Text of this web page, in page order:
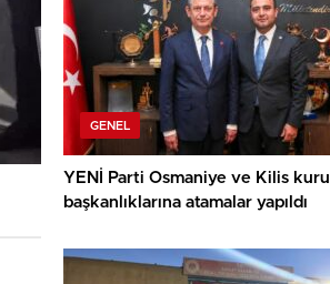
GENEL
YENİ Parti Osmaniye ve Kilis
başkanlıklarına atamalar yapıldı